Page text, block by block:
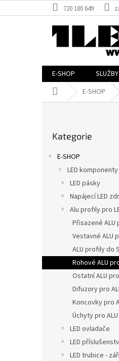
na
720 180 649
E-SHOP SLUŽBY
Domů E-SHOP
l
kategorie
Kategorie
E-SHOP
LED komponenty
LED pásky
Napájecí LED
Alu profily pro
Přisazené
Vestavné ALU
ALU profily do
Rohové ALU
Ostatní ALU
Difuzory pro
Koncovky pro
Úchyty pro
LED ovladače
LED
LED trubice -